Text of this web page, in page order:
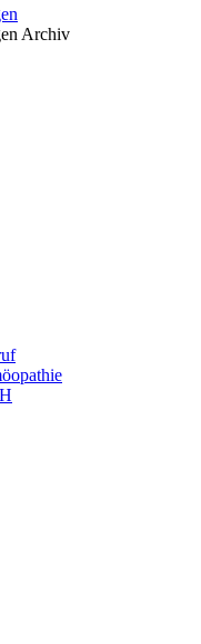
Archiv